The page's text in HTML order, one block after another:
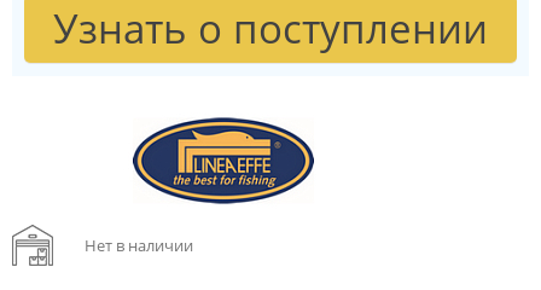
Узнать о поступлении
Нет в наличии